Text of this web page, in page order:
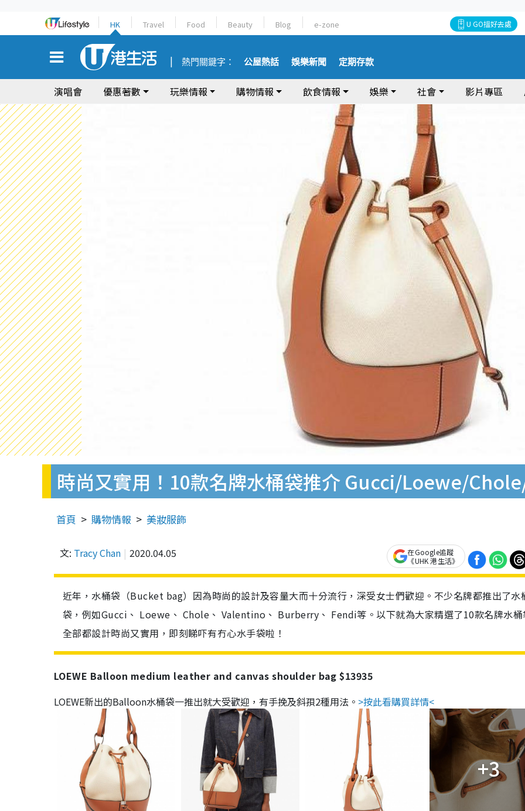
HK Travel Food Beauty Blog e-zone U GO搵好去處
熱門關鍵字： 公屋熱話 娛樂新聞 定期存款
演唱會 優惠著數 玩樂情報 購物情報 飲食情報 娛樂 社會 影片專區
時尚又實用！10款名牌水桶袋推介 Gucci/Loewe/
首頁 購物情報 美妝服飾
文: Tracy Chan 2020.04.05
在Google追蹤
《UHK 港生活》
近年，水桶袋（Bucket bag）因為時尚的設計及容量大而十分流行，深受女士們歡迎。不少名牌都推出了水
袋，例如Gucci、 Loewe、 Chole、 Valentino、 Burberry、 Fendi等。以下就為大家精選了10款名牌水桶
全部都設計時尚又實用，即刻睇吓有冇心水手袋啦！
LOEWE Balloon medium leather and canvas shoulder bag $13935
LOEWE新出的Balloon水桶袋一推出就大受歡迎，有手挽及斜孭2種用法。 >按此看購買詳情<
+3